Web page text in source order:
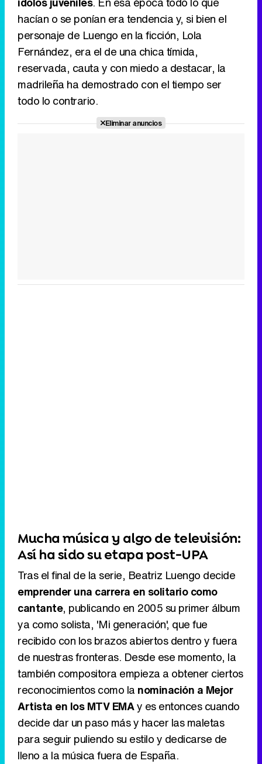
hacían o se ponían era tendencia y, si bien el
personaje de Luengo en la ficción, Lola
Fernández, era el de una chica tímida,
reservada, cauta y con miedo a destacar, la
madrileña ha demostrado con el tiempo ser
todo lo contrario.
Eliminar anuncios
Mucha música y algo de televisión:
Así ha sido su etapa post-UPA
Tras el final de la serie, Beatriz Luengo decide
emprender una carrera en solitario como
cantante, publicando en 2005 su primer álbum
ya como solista, 'Mi generación', que fue
recibido con los brazos abiertos dentro y fuera
de nuestras fronteras. Desde ese momento, la
también compositora empieza a obtener ciertos
reconocimientos como la nominación a Mejor
Artista en los MTV EMAy es entonces cuando
decide dar un paso más y hacer las maletas
para seguir puliendo su estilo y dedicarse de
lleno a la música fuera de España.